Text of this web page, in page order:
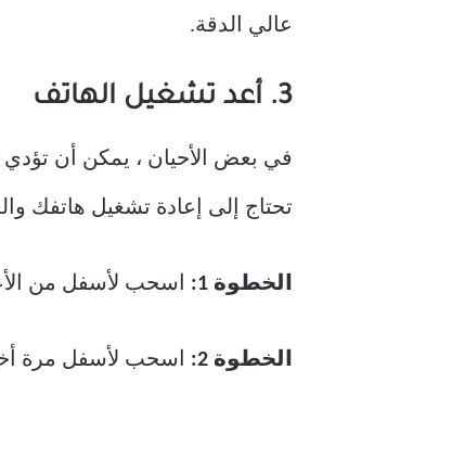
عالي الدقة.
3. أعد تشغيل الهاتف
في بعض الأحيان ، يمكن أن تؤدي
تحتاج إلى إعادة تشغيل هاتفك
الخطوة 1: اسحب لأسفل من
الخطوة 2: اسحب لأسفل مرة